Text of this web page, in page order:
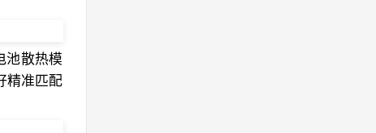
池散热模
精准匹配